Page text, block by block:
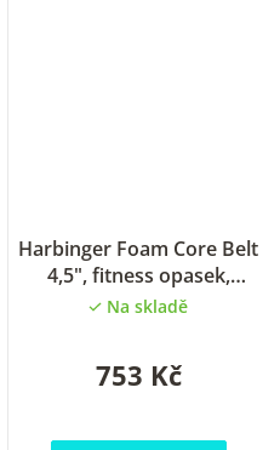
Harbinger Foam Core Belt
4,5", fitness opasek,
Unisex, Woodland camo
Na skladě
753 Kč